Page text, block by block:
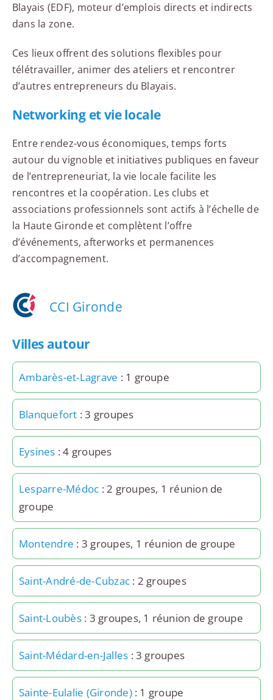
Blayais (EDF), moteur d’emplois directs et indirects
dans la zone.
Ces lieux offrent des solutions flexibles pour
télétravailler, animer des ateliers et rencontrer
d’autres entrepreneurs du Blayais.
Networking et vie locale
Entre rendez-vous économiques, temps forts
autour du vignoble et initiatives publiques en faveur
de l’entrepreneuriat, la vie locale facilite les
rencontres et la coopération. Les clubs et
associations professionnels sont actifs à l’échelle de
la Haute Gironde et complètent l’offre
d’événements, afterworks et permanences
d’accompagnement.
CCI Gironde
Villes autour
Ambarès-et-Lagrave : 1 groupe
Blanquefort : 3 groupes
Eysines : 4 groupes
Lesparre-Médoc : 2 groupes, 1 réunion de
groupe
Montendre : 3 groupes, 1 réunion de groupe
Saint-André-de-Cubzac : 2 groupes
Saint-Loubès: 3 groupes, 1 réunion de groupe
Saint-Médard-en-Jalles : 3 groupes
Sainte-Eulalie (Gironde): 1 groupe